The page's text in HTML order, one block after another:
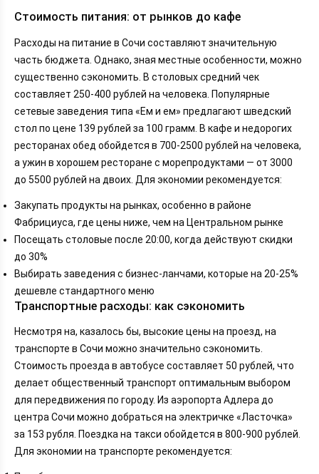
Стоимость питания: от рынков до кафе
Расходы на питание в Сочи составляют значительную
часть бюджета. Однако, зная местные особенности, можно
существенно сэкономить. В столовых средний чек
составляет 250-400 рублей на человека. Популярные
сетевые заведения типа «Ем и ем» предлагают шведский
стол по цене 139 рублей за 100 грамм. В кафе и недорогих
ресторанах обед обойдется в 700-2500 рублей на человека,
а ужин в хорошем ресторане с морепродуктами — от 3000
до 5500 рублей на двоих. Для экономии рекомендуется:
Закупать продукты на рынках, особенно в районе
Фабрициуса, где цены ниже, чем на Центральном рынке
Посещать столовые после 20:00, когда действуют скидки
до 30%
Выбирать заведения с бизнес-ланчами, которые на 20-25%
дешевле стандартного меню
Транспортные расходы: как сэкономить
Несмотря на, казалось бы, высокие цены на проезд, на
транспорте в Сочи можно значительно сэкономить.
Стоимость проезда в автобусе составляет 50 рублей, что
делает общественный транспорт оптимальным выбором
для передвижения по городу. Из аэропорта Адлера до
центра Сочи можно добраться на электричке «Ласточка»
за 153 рубля. Поездка на такси обойдется в 800-900 рублей.
Для экономии на транспорте рекомендуется: